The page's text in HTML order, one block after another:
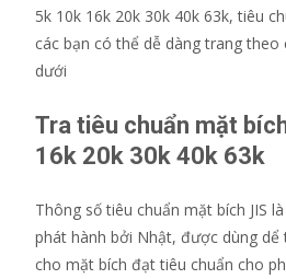
5k 10k 16k 20k 30k 40k 63k, tiêu
các bạn có thể dễ dàng trang theo
dưới
Tra tiêu chuẩn mặt
16k 20k 30k 40k 63k
Thông số tiêu chuẩn mặt bích JIS
phát hành bởi Nhật, được dùng
cho mặt bích đạt tiêu chuẩn cho